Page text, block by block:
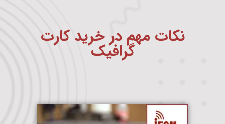
نکات مهم در خرید کارت
گرافیک